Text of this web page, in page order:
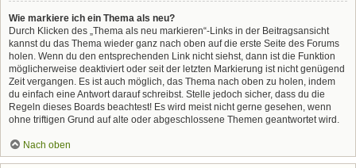
Wie markiere ich ein Thema als neu?
Durch Klicken des „Thema als neu markieren“-Links in der Beitragsansicht
kannst du das Thema wieder ganz nach oben auf die erste Seite des Forums
holen. Wenn du den entsprechenden Link nicht siehst, dann ist die Funktion
möglicherweise deaktiviert oder seit der letzten Markierung ist nicht genügend
Zeit vergangen. Es ist auch möglich, das Thema nach oben zu holen, indem
du einfach eine Antwort darauf schreibst. Stelle jedoch sicher, dass du die
Regeln dieses Boards beachtest! Es wird meist nicht gerne gesehen, wenn
ohne triftigen Grund auf alte oder abgeschlossene Themen geantwortet wird.
Nach oben